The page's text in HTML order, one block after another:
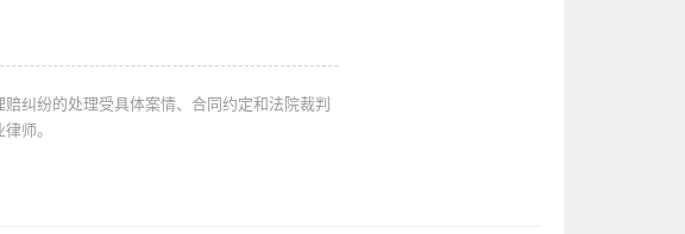
纠纷的处理受具体案情、合同约定和法院裁判
师。